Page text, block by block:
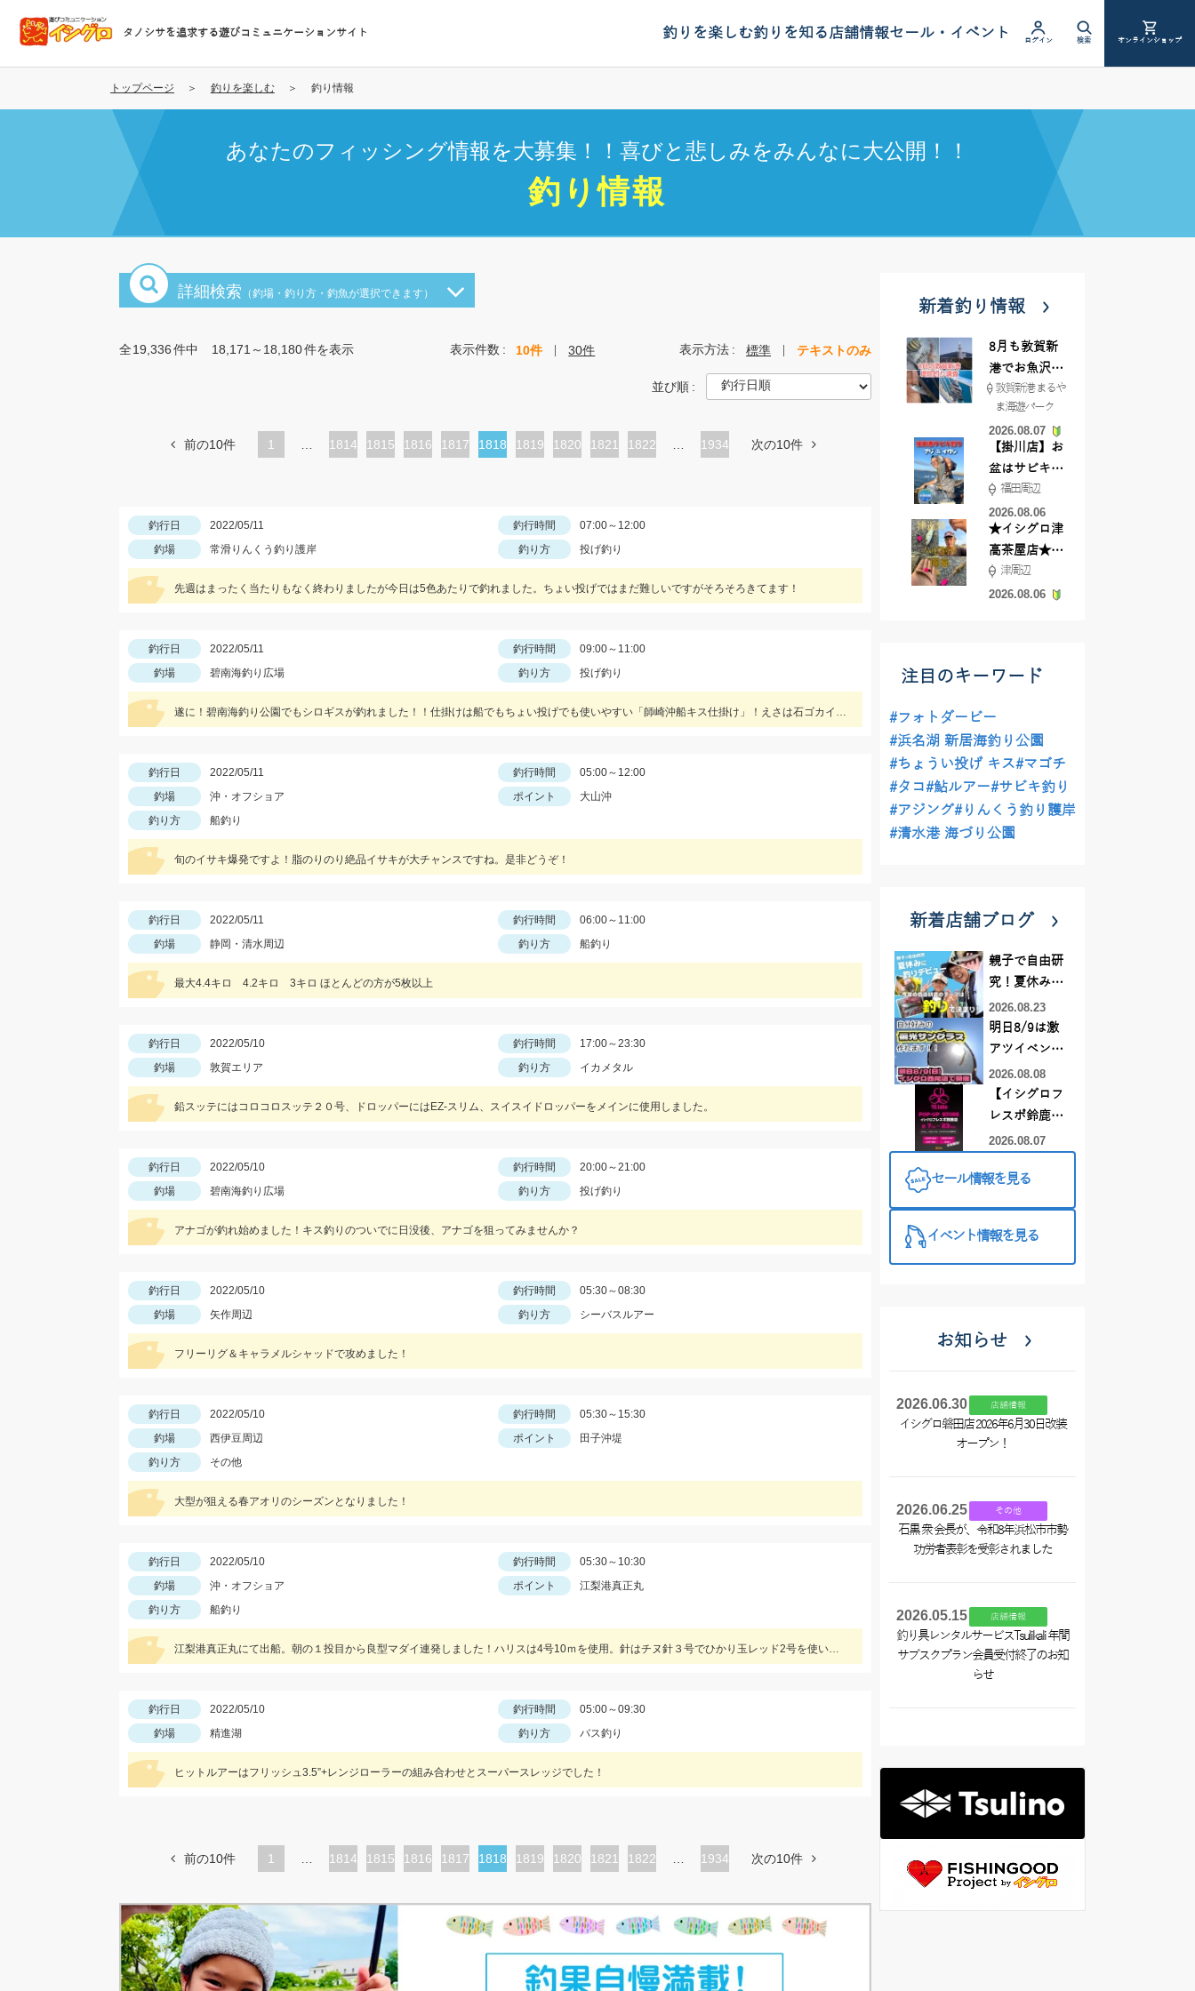
コ
テ
タノシサを追求する遊びコミュニケーションサイト 釣りを楽しむ釣りを知る店舗情報セール・イベント ログイン 検索 オンラインショップ
トップページ 釣りを楽しむ 釣り情報
あなたのフィッシング情報を大募集！！喜びと悲しみをみんなに大公開！！
釣り情報
詳細検索 （釣場・釣り方・釣魚が選択できます）
全19,336件中 18,171～18,180件を表示 表示件数 10件 30件 表示方法 標準 テキストのみ
並び順
前の10件 1
ペ
1814
ペ
1815
ペ
1816
ペ
1817
カ
ジ
1818
ペ
1819
ペ
1820
ペ
1821
ペ
1822 1934 次の10件
釣行日 2022/05/11 釣行時間
07:00～12:00
釣場
常滑りんくう釣り護岸 釣り方 投げ釣り
先週はまったく当たりもなく終わりましたが今日は5色あたりで釣れました。ちょい投げではまだ難しいですがそろそろきてます！
釣行日 2022/05/11 釣行時間
09:00～11:00
釣場
碧南海釣り広場 釣り方 投げ釣り
遂に！碧南海釣り公園でもシロギスが釣れました！！仕掛けは船でもちょい投げでも使いやすい「師崎沖船キス仕掛け」！えさは石ゴカイがオススメ♪
釣行日 2022/05/11 釣行時間
05:00～12:00
釣場
沖・オフショア ポイント
大山沖
釣り方
船釣り
旬のイサキ爆発ですよ！脂のりのり絶品イサキが大チャンスですね。是非どうぞ！
釣行日 2022/05/11 釣行時間
06:00～11:00
釣場
静岡・清水周辺 釣り方 船釣り
最大4.4キロ 4.2キロ 3キロ ほとんどの方が5枚以上
釣行日 2022/05/10 釣行時間
17:00～23:30
釣場
敦賀エリア 釣り方 イカメタル
鉛スッテにはコロコロスッテ２０号、ドロッパーにはEZ-スリム、スイスイドロッパーをメインに使用しました。
釣行日 2022/05/10 釣行時間
20:00～21:00
釣場
碧南海釣り広場 釣り方 投げ釣り
アナゴが釣れ始めました！キス釣りのついでに日没後、アナゴを狙ってみませんか？
釣行日 2022/05/10 釣行時間
05:30～08:30
釣場
矢作周辺 釣り方 シーバスルアー
フリーリグ＆キャラメルシャッドで攻めました！
釣行日 2022/05/10 釣行時間
05:30～15:30
釣場
西伊豆周辺 ポイント
田子沖堤
釣り方
その他
大型が狙える春アオリのシーズンとなりました！
釣行日 2022/05/10 釣行時間
05:30～10:30
釣場
沖・オフショア ポイント
江梨港真正丸
釣り方
船釣り
江梨港真正丸にて出船。朝の１投目から良型マダイ連発しました！ハリスは4号10ｍを使用。針はチヌ針３号でひかり玉レッド2号を使いました！
釣行日 2022/05/10 釣行時間
05:00～09:30
釣場
精進湖 釣り方 バス釣り
ヒットルアーはフリッシュ3.5”+レンジローラーの組み合わせとスーパースレッジでした！
前の10件 1
ペ
1814
ペ
ジ
1815
ペ
1816
ペ
1817
カ
ト
1818
ペ
1819
ペ
1820
ペ
1821
ペ
1822 1934 次の10件
新着釣り情報
8月も敦賀新
港でお魚沢山
♪ イシグロ彦
根店
敦賀新港 まるや
ま海遊パーク
2026.08.07
【掛川店】お
盆はサビキ釣
りいきません
か?
福田周辺
2026.08.06
★イシグロ津
高茶屋店★津
近郊ハゼ釣れ
てます！
津周辺
2026.08.06
注目のキーワード
#フォトダービー
#浜名湖 新居海釣り公園
#ちょうい投げ キス#マゴチ
#タコ#鮎ルアー#サビキ釣り
#アジング#りんくう釣り護岸
#清水港 海づり公園
新着店舗ブログ
親子で自由研
究！夏休みに
釣りデビュー
2026.08.23
明日8/9は激
アツイベント
日！！！～オ
ーダー偏光グ
ラス受注会～
2026.08.08
【イシグロフ
レスポ鈴鹿
店】2026年夏
UP STORE開
2026.08.07
セール情報を見る
イベント情報を見る
お知らせ
2026.06.30 店舗情報
イシグロ磐田店 2026年6月30日改装
オープン！
2026.06.25 その他
石黒 衆 会長が、令和8年浜松市市勢
功労者表彰を受彰されました
2026.05.15 店舗情報
釣り具レンタルサービスTsulikali 年間
サブスクプラン会員受付終了のお知
らせ